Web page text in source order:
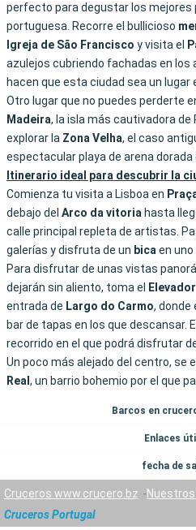
perfecto para degustar los mejores
portuguesa. Recorre el bullicioso
Igreja de São Francisco y visita el
azulejos cubriendo fachadas en los
hacen que esta ciudad sea un lugar
Otro lugar que no puedes perderte
Madeira, la isla más cautivadora
explorar la Zona Velha, el caso
espectacular playa de arena dorada
Itinerario ideal para descubrir la
Comienza tu visita a Lisboa en
debajo del Arco da vitoria hasta
calle principal repleta de artistas.
galerías y disfruta de un bicaen
Para disfrutar de unas vistas
dejarán sin aliento, toma el
entrada de Largo do Carmo, donde
bar de tapas en los que descansar.
recorrido en el que podrá disfrutar
Un poco más alejado del centro, se
Real , un barrio bohemio por el que
Barcos en
Enlaces
fecha de
Cruceros www.crucero.bz
Cruceros Portugal